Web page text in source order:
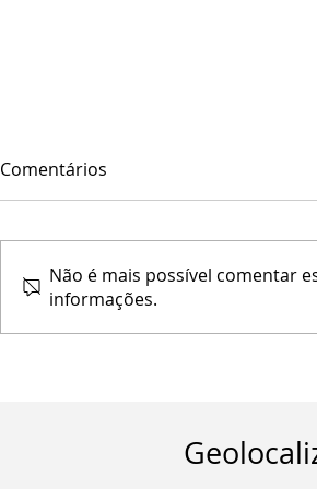
Guia de analise dos fatores
Comentários
Não é mais possível comentar
informações.